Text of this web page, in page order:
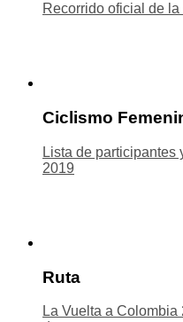
Recorrido oficial de
Ciclismo
Lista de participantes
2019
Ruta
La Vuelta a